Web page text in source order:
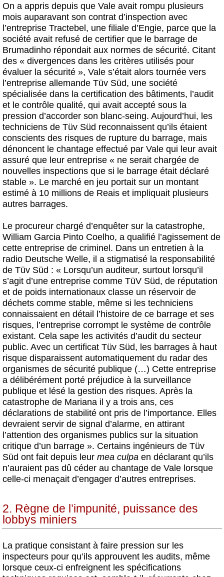
On a appris depuis que Vale avait rompu plusieurs
mois auparavant son contrat d’inspection avec
l’entreprise Tractebel, une filiale d’Engie, parce que la
société avait refusé de certifier que le barrage de
Brumadinho répondait aux normes de sécurité. Citant
des « divergences dans les critères utilisés pour
évaluer la sécurité », Vale s’était alors tournée vers
l’entreprise allemande Tüv Süd, une société
spécialisée dans la certification des bâtiments, l’audit
et le contrôle qualité, qui avait accepté sous la
pression d’accorder son blanc-seing. Aujourd’hui, les
techniciens de Tüv Süd reconnaissent qu’ils étaient
conscients des risques de rupture du barrage, mais
dénoncent le chantage effectué par Vale qui leur avait
assuré que leur entreprise « ne serait chargée de
nouvelles inspections que si le barrage était déclaré
stable ». Le marché en jeu portait sur un montant
estimé à 10 millions de Reais et impliquait plusieurs
autres barrages.
Le procureur chargé d’enquêter sur la catastrophe,
William Garcia Pinto Coelho, a qualifié l’agissement de
cette entreprise de criminel. Dans un entretien à la
radio Deutsche Welle, il a stigmatisé la responsabilité
de Tüv Süd : « Lorsqu’un auditeur, surtout lorsqu’il
s’agit d’une entreprise comme TüV Süd, de réputation
et de poids internationaux classe un réservoir de
déchets comme stable, même si les techniciens
connaissaient en détail l’histoire de ce barrage et ses
risques, l’entreprise corrompt le système de contrôle
existant. Cela sape les activités d’audit du secteur
public. Avec un certificat Tüv Süd, les barrages à haut
risque disparaissent automatiquement du radar des
organismes de sécurité publique (…) Cette entreprise
a délibérément porté préjudice à la surveillance
publique et lésé la gestion des risques. Après la
catastrophe de Mariana il y a trois ans, ces
déclarations de stabilité ont pris de l’importance. Elles
devraient servir de signal d’alarme, en attirant
l’attention des organismes publics sur la situation
critique d’un barrage ». Certains ingénieurs de Tüv
Süd ont fait depuis leur mea culpa en déclarant qu’ils
n’auraient pas dû céder au chantage de Vale lorsque
celle-ci menaçait d’engager d’autres entreprises.
2. Règne de l’impunité, puissance des
lobbys miniers
La pratique consistant à faire pression sur les
inspecteurs pour qu’ils approuvent les audits, même
lorsque ceux-ci enfreignent les spécifications